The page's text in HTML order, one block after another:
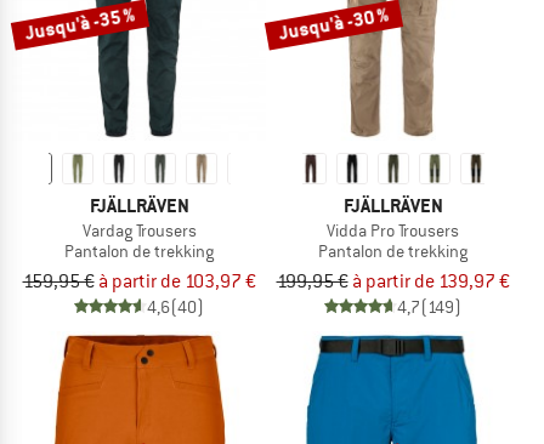
Jusqu'à -35 %
FJÄLLRÄVEN
Vardag Trousers
Pantalon de trekking
159,95 € à partir de 103,97 €
4,6(40)
Jusqu'à -30 %
FJÄLLRÄVEN
Vidda Pro Trousers
Pantalon de trekking
199,95 € à partir de 139,97 €
4,7(149)